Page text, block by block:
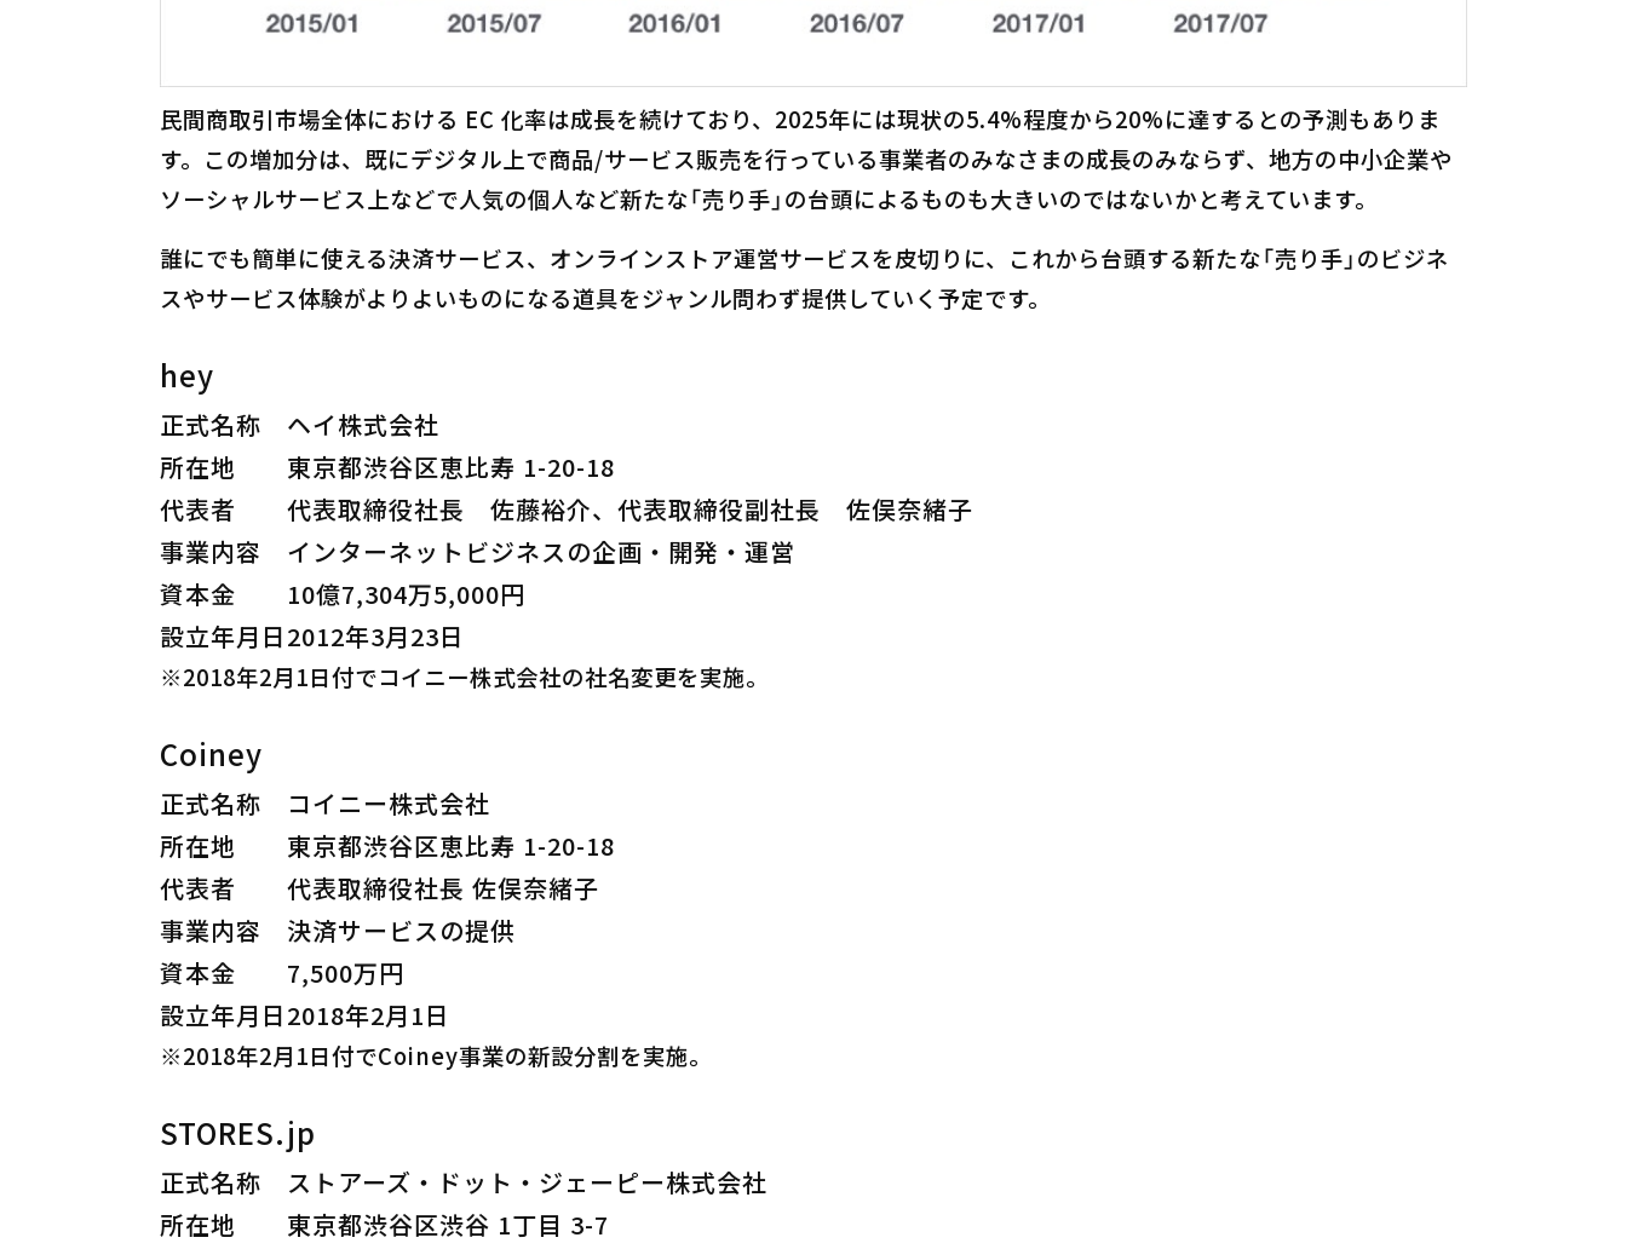
民間商取引市場全体における EC 化率は成長を続けており、2025年には現状の5.4%程度から20%に達するとの予測もありま
す。この増加分は、既にデジタル上で商品/サービス販売を行っている事業者のみなさまの成長のみならず、地方の中小企業や
ソーシャルサービス上などで人気の個人など新たな「売り手」の台頭によるものも大きいのではないかと考えています。
誰にでも簡単に使える決済サービス、オンラインストア運営サービスを皮切りに、これから台頭する新たな「売り手」のビジネ
スやサービス体験がよりよいものになる道具をジャンル問わず提供していく予定です。
hey
正式名称
ヘイ株式会社
所在地
東京都渋谷区恵比寿 1-20-18
代表者
代表取締役社長 佐藤裕介、代表取締役副社長 佐俣奈緒子
事業内容
インターネットビジネスの企画・開発・運営
資本金
10億7,304万5,000円
設立年月日2012年3月23日
※2018年2月1日付でコイニー株式会社の社名変更を実施。
Coiney
正式名称
コイニー株式会社
所在地
東京都渋谷区恵比寿 1-20-18
代表者
代表取締役社長 佐俣奈緒子
事業内容
決済サービスの提供
資本金
7,500万円
設立年月日2018年2月1日
※2018年2月1日付でCoiney事業の新設分割を実施。
STORES.jp
正式名称
ストアーズ・ドット・ジェーピー株式会社
所在地
東京都渋谷区渋谷 1丁目 3-7